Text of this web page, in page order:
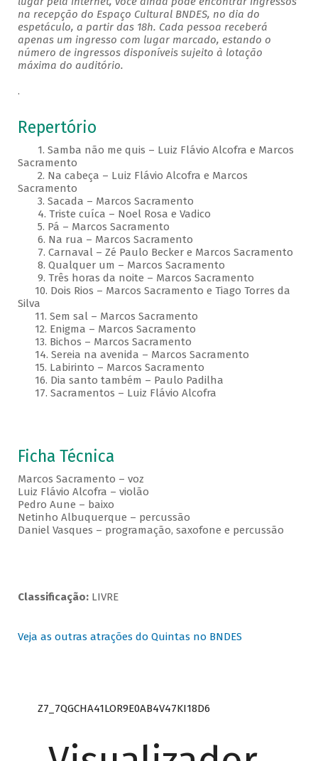
na recepção do Espaço Cultural BNDES, no dia do
espetáculo, a partir das 18h. Cada pessoa receberá
apenas um ingresso com lugar marcado, estando o
número de ingressos disponíveis sujeito à lotação
máxima do auditório.
.
Repertório
1. Samba não me quis – Luiz Flávio Alcofra e Marcos
Sacramento
2. Na cabeça – Luiz Flávio Alcofra e Marcos
Sacramento
3. Sacada – Marcos Sacramento
4. Triste cuíca – Noel Rosa e Vadico
5. Pá – Marcos Sacramento
6. Na rua – Marcos Sacramento
7. Carnaval – Zé Paulo Becker e Marcos Sacramento
8. Qualquer um – Marcos Sacramento
9. Três horas da noite – Marcos Sacramento
10. Dois Rios – Marcos Sacramento e Tiago Torres da
Silva
11. Sem sal – Marcos Sacramento
12. Enigma – Marcos Sacramento
13. Bichos – Marcos Sacramento
14. Sereia na avenida – Marcos Sacramento
15. Labirinto – Marcos Sacramento
16. Dia santo também – Paulo Padilha
17. Sacramentos – Luiz Flávio Alcofra
Ficha Técnica
Marcos Sacramento – voz
Luiz Flávio Alcofra – violão
Pedro Aune – baixo
Netinho Albuquerque – percussão
Daniel Vasques – programação, saxofone e percussão
Classificação: LIVRE
Veja as outras atrações do Quintas no BNDES
Z7_7QGCHA41LOR9E0AB4V47KI18D6